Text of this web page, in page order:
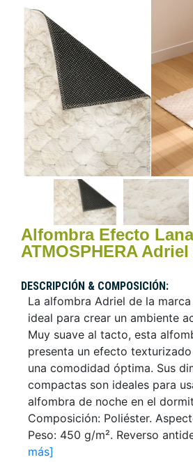
Alfombra Efecto
ATMOSPHERA Adriel
DESCRIPCIÓN & COMPOSICIÓN:
La alfombra Adriel de la
ideal para crear un ambiente
Muy suave al tacto, esta
presenta un efecto
una comodidad óptima. Sus
compactas son ideales para
alfombra de noche en el
Composición: Poliéster.
Peso: 450 g/m². Reverso
más]